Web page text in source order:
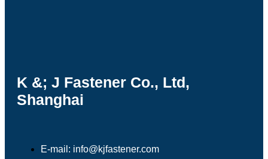
K &; J Fastener Co., Ltd,
Shanghai
E-mail: info@kjfastener.com